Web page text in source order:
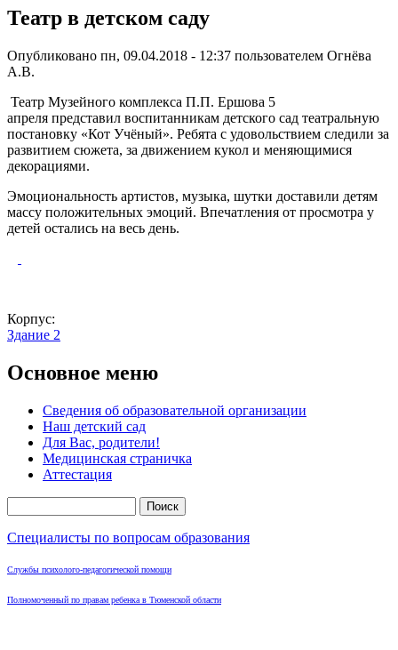
Театр в детском саду
Опубликовано пн, 09.04.2018 - 12:37 пользователем Огнёва
А.В.
Театр Музейного комплекса П.П. Ершова 5
апреля представил воспитанникам детского сад театральную
постановку «Кот Учёный». Ребята с удовольствием следили за
развитием сюжета, за движением кукол и меняющимися
декорациями.
Эмоциональность артистов, музыка, шутки доставили детям
массу положительных эмоций. Впечатления от просмотра у
детей остались на весь день.
Корпус:
Здание 2
Основное меню
Сведения об образовательной организации
Наш детский сад
Для Вас, родители!
Медицинская страничка
Аттестация
Специалисты по вопросам образования
Службы психолого-педагогической помощи
Полномоченный по правам ребенка в Тюменской области